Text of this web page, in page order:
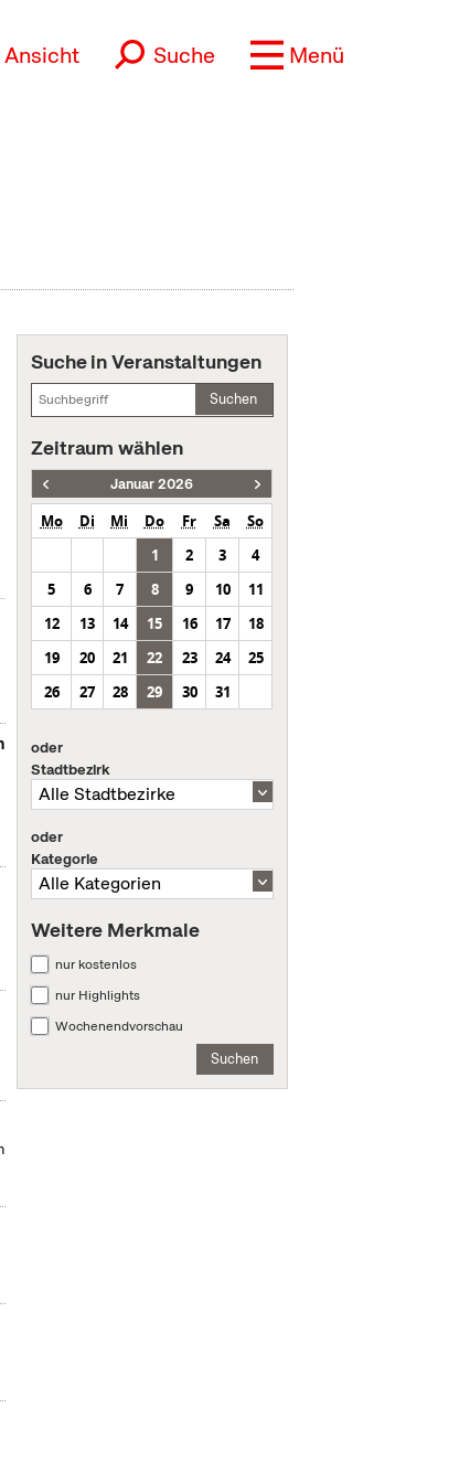
Ansicht Suche Menü
Suche in Veranstaltungen
Suchen
Zeitraum wählen
Januar 2026
Mo Di Mi Do Fr Sa
So
1
2 3
4
5
6 7 8 9 10
11
12
13 14 15 16 17
18
19
20 21 22 23 24
25
26
27 28 29 30 31
oder
Stadtbezirk
oder
Kategorie
Weitere Merkmale
nur kostenlos
nur Highlights
Wochenendvorschau
Suchen